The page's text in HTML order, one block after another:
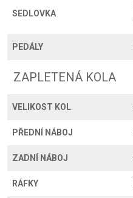
SEDLOVKA
PEDÁLY
ZAPLETENÁ KOLA
VELIKOST KOL
PŘEDNÍ NÁBOJ
ZADNÍ NÁBOJ
RÁFKY